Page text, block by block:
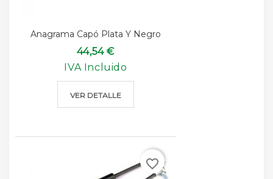
Anagrama Capó Plata Y Negro
44,54 €
IVA Incluido
VER DETALLE
favorite_border